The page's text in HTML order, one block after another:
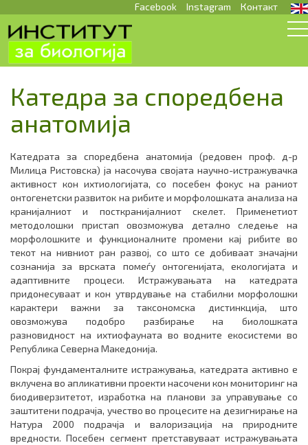
Facebook Instagram Контакт
Катедра за споредбена
анатомија
Катедрата за споредбена анатомија (редовен проф. д-р
Милица Ристовска) ја насочува својата научно-истражувачка
активност кон ихтиологијата, со посебен фокус на раниот
онтогенетски развиток на рибите и морфолошката анализа на
кранијалниот и посткранијалниот скелет. Применетиот
методолошки пристап овозможува детално следење на
морфолошките и функционалните промени кај рибите во
текот на нивниот ран развој, со што се добиваат значајни
сознанија за врската помеѓу онтогенијата, екологијата и
адаптивните процеси. Истражувањата на катедрата
придонесуваат и кон утврдување на стабилни морфолошки
карактери важни за таксономска дистинкција, што
овозможува подобро разбирање на биолошката
разновидност на ихтиофауната во водните екосистеми во
Република Северна Македонија.
Покрај фундаменталните истражувања, катедрата активно е
вклучена во апликативни проекти насочени кон мониторинг на
биодиверзитетот, изработка на планови за управување со
заштитени подрачја, учество во процесите на дезигнирање на
Натура 2000 подрачја и валоризација на природните
вредности. Посебен сегмент претставуваат истражувањата